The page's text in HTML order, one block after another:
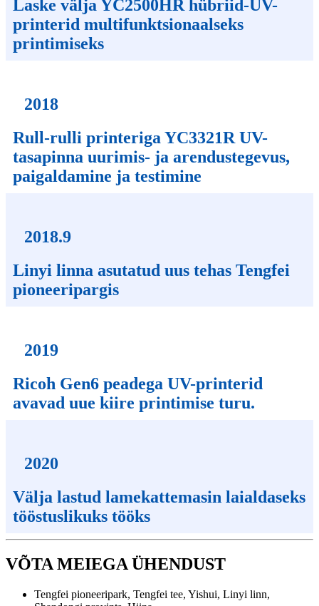
Laske välja YC2500HR hübriid-UV-
printerid multifunktsionaalseks
printimiseks
2018
Rull-rulli printeriga YC3321R UV-
tasapinna uurimis- ja arendustegevus,
paigaldamine ja testimine
2018.9
Linyi linna asutatud uus tehas Tengfei
pioneeripargis
2019
Ricoh Gen6 peadega UV-printerid
avavad uue kiire printimise turu.
2020
Välja lastud lamekattemasin laialdaseks
tööstuslikuks tööks
VÕTA MEIEGA ÜHENDUST
Tengfei pioneeripark, Tengfei tee, Yishui, Linyi linn,